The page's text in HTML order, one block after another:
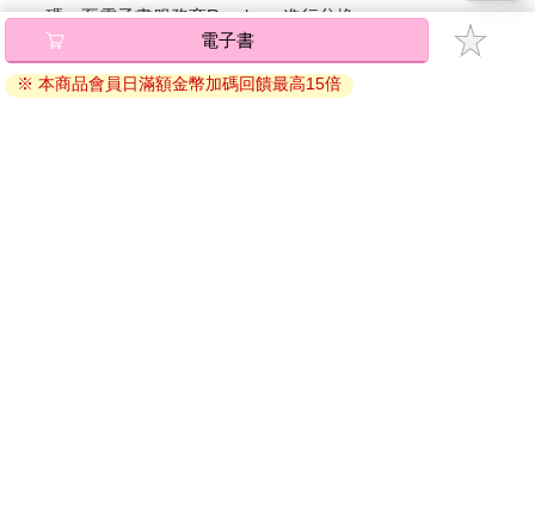
碼』至電子書服務商Readmoo進行兌換。
退換貨須知：
因版權保護，您在金石堂所購買的電子書僅能以金石堂專屬
電子書
※ 本商品會員日滿額金幣加碼回饋最高15倍